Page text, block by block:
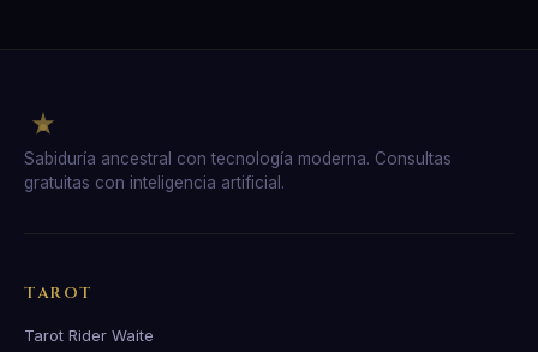
Sabiduría ancestral con tecnología moderna. Consultas
gratuitas con inteligencia artificial.
TAROT
Tarot Rider Waite